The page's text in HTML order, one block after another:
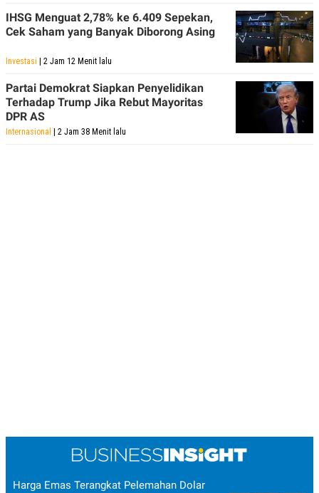
IHSG Menguat 2,78% ke 6.409 Sepekan,
Cek Saham yang Banyak Diborong Asing
Investasi | 2 Jam 12 Menit lalu
Partai Demokrat Siapkan Penyelidikan
Terhadap Trump Jika Rebut Mayoritas
DPR AS
Internasional | 2 Jam 38 Menit lalu
Harga Emas Terangkat Pelemahan Dolar